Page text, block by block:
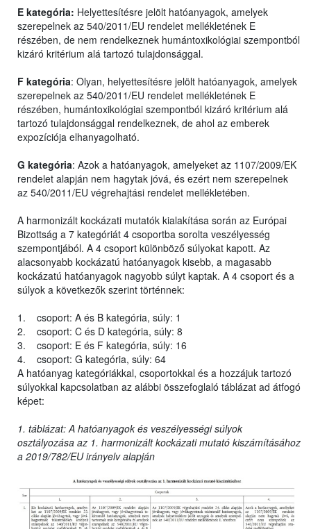
E kategória: Helyettesítésre jelölt hatóanyagok, amelyek
szerepelnek az 540/2011/EU rendelet mellékletének E
részében, de nem rendelkeznek humántoxikológiai szempontból
kizáró kritérium alá tartozó tulajdonsággal.
F kategória: Olyan, helyettesítésre jelölt hatóanyagok, amelyek
szerepelnek az 540/2011/EU rendelet mellékletének E
részében, humántoxikológiai szempontból kizáró kritérium alá
tartozó tulajdonsággal rendelkeznek, de ahol az emberek
expozíciója elhanyagolható.
G kategória: Azok a hatóanyagok, amelyeket az 1107/2009/EK
rendelet alapján nem hagytak jóvá, és ezért nem szerepelnek
az 540/2011/EU végrehajtási rendelet mellékletében.
A harmonizált kockázati mutatók kialakítása során az Európai
Bizottság a 7 kategóriát 4 csoportba sorolta veszélyesség
szempontjából. A 4 csoport különböző súlyokat kapott. Az
alacsonyabb kockázatú hatóanyagok kisebb, a magasabb
kockázatú hatóanyagok nagyobb súlyt kaptak. A 4 csoport és a
súlyok a következők szerint történnek:
1. csoport: A és B kategória, súly: 1
2. csoport: C és D kategória, súly: 8
3. csoport: E és F kategória, súly: 16
4. csoport: G kategória, súly: 64
A hatóanyag kategóriákkal, csoportokkal és a hozzájuk tartozó
súlyokkal kapcsolatban az alábbi összefoglaló táblázat ad átfogó
képet:
1. táblázat: A hatóanyagok és veszélyességi súlyok
osztályozása az 1. harmonizált kockázati mutató kiszámításához
a 2019/782/EU irányelv alapján